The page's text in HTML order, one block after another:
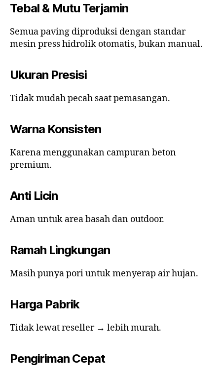
Tebal & Mutu Terjamin
Semua paving diproduksi dengan standar
mesin press hidrolik otomatis, bukan manual.
Ukuran Presisi
Tidak mudah pecah saat pemasangan.
Warna Konsisten
Karena menggunakan campuran beton
premium.
Anti Licin
Aman untuk area basah dan outdoor.
Ramah Lingkungan
Masih punya pori untuk menyerap air hujan.
Harga Pabrik
Tidak lewat reseller → lebih murah.
Pengiriman Cepat